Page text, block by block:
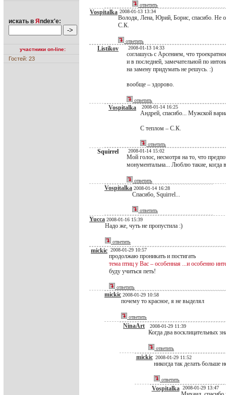
искать в Я ndex'е:
участники on-line:
Гостей: 23
ответить
Vospitalka 2008-01-13 13:34
Володя, Лена, Юрий, Борис, спасибо. Не
С.К.
ответить
Listikov 2008-01-13 14:33
соглашусь с Арсением, что
и в последней, замечательной по
на замену придумать не решусь. :)
вообще – здорово.
ответить
Vospitalka 2008-01-14 16:25
Андрей, спасибо... Мужской
С теплом – С.К.
ответить
Squirrel 2008-01-14 15:02
Мой голос, несмотря на то, что
монументальна... Люблю такие, когда
ответить
Vospitalka 2008-01-14 16:28
Спасибо, Squirrel...
ответить
Yucca 2008-01-16 15:39
Надо же, чуть не пропустила :)
ответить
mickic 2008-01-29 10:57
продолжаю проникать и постигать
тема птиц у Вас – особенная ...и особенно
буду учиться петь!
ответить
mickic 2008-01-29 10:58
почему то красное, я не выделял
ответить
NinaArt 2008-01-29 11:39
Когда два восклицательных
ответить
mickic 2008-01-29 11:52
никогда так делать больше
ответить
Vospitalka 2008-01-29 13:47